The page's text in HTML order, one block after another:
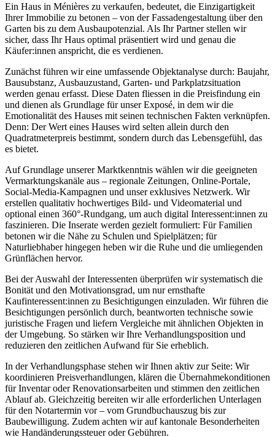
Ein Haus in Ménières zu verkaufen, bedeutet, die Einzigartigkeit
Ihrer Immobilie zu betonen – von der Fassadengestaltung über den
Garten bis zu dem Ausbaupotenzial. Als Ihr Partner stellen wir
sicher, dass Ihr Haus optimal präsentiert wird und genau die
Käufer:innen anspricht, die es verdienen.
Zunächst führen wir eine umfassende Objektanalyse durch: Baujahr,
Bausubstanz, Ausbauzustand, Garten- und Parkplatzsituation
werden genau erfasst. Diese Daten fliessen in die Preisfindung ein
und dienen als Grundlage für unser Exposé, in dem wir die
Emotionalität des Hauses mit seinen technischen Fakten verknüpfen.
Denn: Der Wert eines Hauses wird selten allein durch den
Quadratmeterpreis bestimmt, sondern durch das Lebensgefühl, das
es bietet.
Auf Grundlage unserer Marktkenntnis wählen wir die geeigneten
Vermarktungskanäle aus – regionale Zeitungen, Online-Portale,
Social-Media-Kampagnen und unser exklusives Netzwerk. Wir
erstellen qualitativ hochwertiges Bild- und Videomaterial und
optional einen 360°-Rundgang, um auch digital Interessent:innen zu
faszinieren. Die Inserate werden gezielt formuliert: Für Familien
betonen wir die Nähe zu Schulen und Spielplätzen; für
Naturliebhaber hingegen heben wir die Ruhe und die umliegenden
Grünflächen hervor.
Bei der Auswahl der Interessenten überprüfen wir systematisch die
Bonität und den Motivationsgrad, um nur ernsthafte
Kaufinteressent:innen zu Besichtigungen einzuladen. Wir führen die
Besichtigungen persönlich durch, beantworten technische sowie
juristische Fragen und liefern Vergleiche mit ähnlichen Objekten in
der Umgebung. So stärken wir Ihre Verhandlungsposition und
reduzieren den zeitlichen Aufwand für Sie erheblich.
In der Verhandlungsphase stehen wir Ihnen aktiv zur Seite: Wir
koordinieren Preisverhandlungen, klären die Übernahmekonditionen
für Inventar oder Renovationsarbeiten und stimmen den zeitlichen
Ablauf ab. Gleichzeitig bereiten wir alle erforderlichen Unterlagen
für den Notartermin vor – vom Grundbuchauszug bis zur
Baubewilligung. Zudem achten wir auf kantonale Besonderheiten
wie Handänderungssteuer oder Gebühren.